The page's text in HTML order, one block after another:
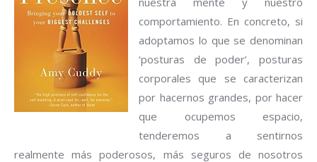
comportamiento. En concreto, si
adoptamos lo que se denominan
‘posturas de poder’, posturas
corporales que se caracterizan
por hacernos grandes, por hacer
que ocupemos espacio,
tenderemos a sentirnos
realmente más poderosos, más seguros de nosotros